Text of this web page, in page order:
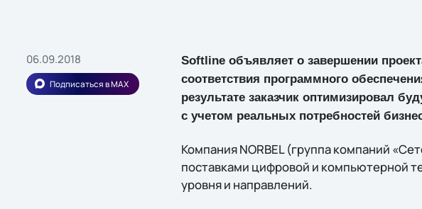
06.09.2018
Подписаться в MAX
Softline объявляет о завершении
соответствия программного
результате заказчик оптимизировал
с учетом реальных потребностей
Компания NORBEL (группа компаний
поставками цифровой и компьютерной
уровня и направлений.